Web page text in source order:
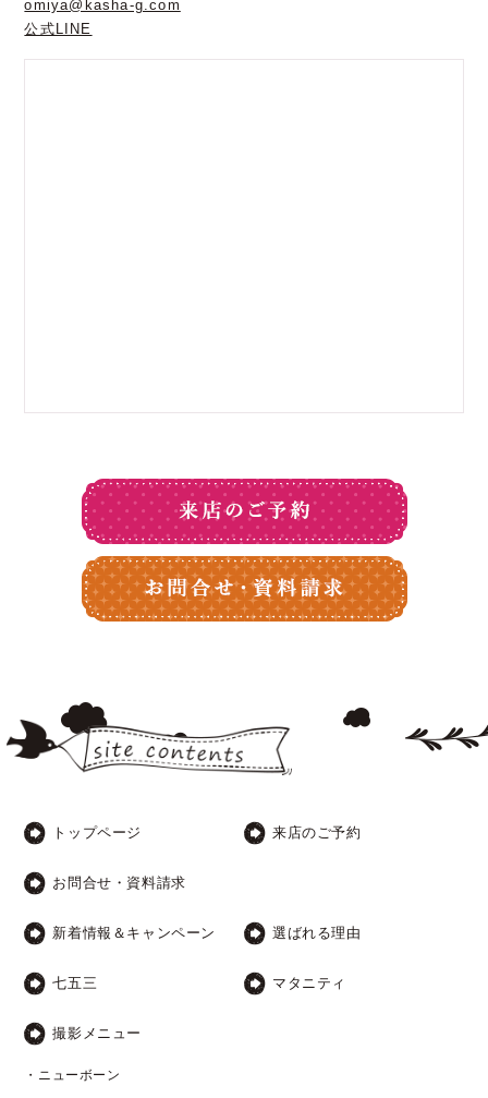
omiya@kasha-g.com
公式LINE
トップページ 来店のご予約
お問合せ・資料請求
新着情報＆キャンペーン 選ばれる理由
七五三 マタニティ
撮影メニュー
・ニューボーン